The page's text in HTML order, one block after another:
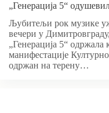
„Генерација 5“
Љубитељи рок музике
вечери у
„Генерација 5“ одржала
манифестације
одржан на терену…